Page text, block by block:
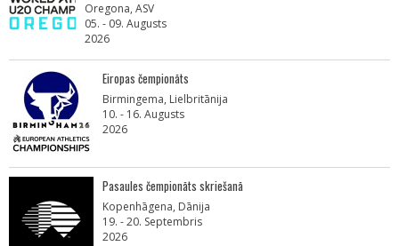
Oregona, ASV
05. - 09. Augusts
2026
Eiropas čempionāts
Birmingema, Lielbritānija
10. - 16. Augusts
2026
Pasaules čempionāts skriešanā
Kopenhāgena, Dānija
19. - 20. Septembris
2026